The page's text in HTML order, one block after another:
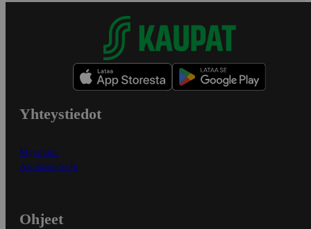
Yhteystiedot
Myymälät
Asiakaspalvelu
Ohjeet